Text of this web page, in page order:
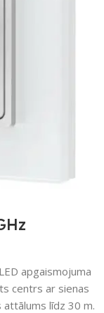
apgaismojuma
centrs ar sienas
attālums līdz 30 m.